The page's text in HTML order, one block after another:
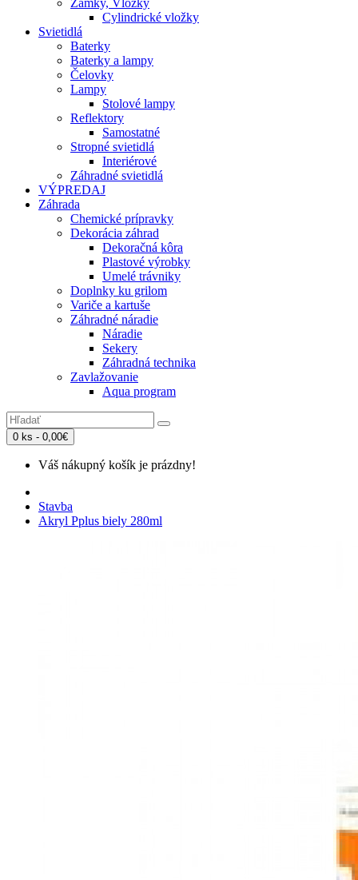
Zámky, Vložky
Cylindrické vložky
Svietidlá
Baterky
Baterky a lampy
Čelovky
Lampy
Stolové lampy
Reflektory
Samostatné
Stropné svietidlá
Interiérové
Záhradné svietidlá
VÝPREDAJ
Záhrada
Chemické prípravky
Dekorácia záhrad
Dekoračná kôra
Plastové výrobky
Umelé trávniky
Doplnky ku grilom
Variče a kartuše
Záhradné náradie
Náradie
Sekery
Záhradná technika
Zavlažovanie
Aqua program
0 ks - 0,00€
Váš nákupný košík je prázdny!
Stavba
Akryl Pplus biely 280ml